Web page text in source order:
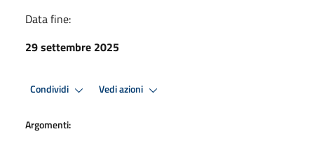
Data fine:
29 settembre 2025
Condividi Vedi azioni
Argomenti: